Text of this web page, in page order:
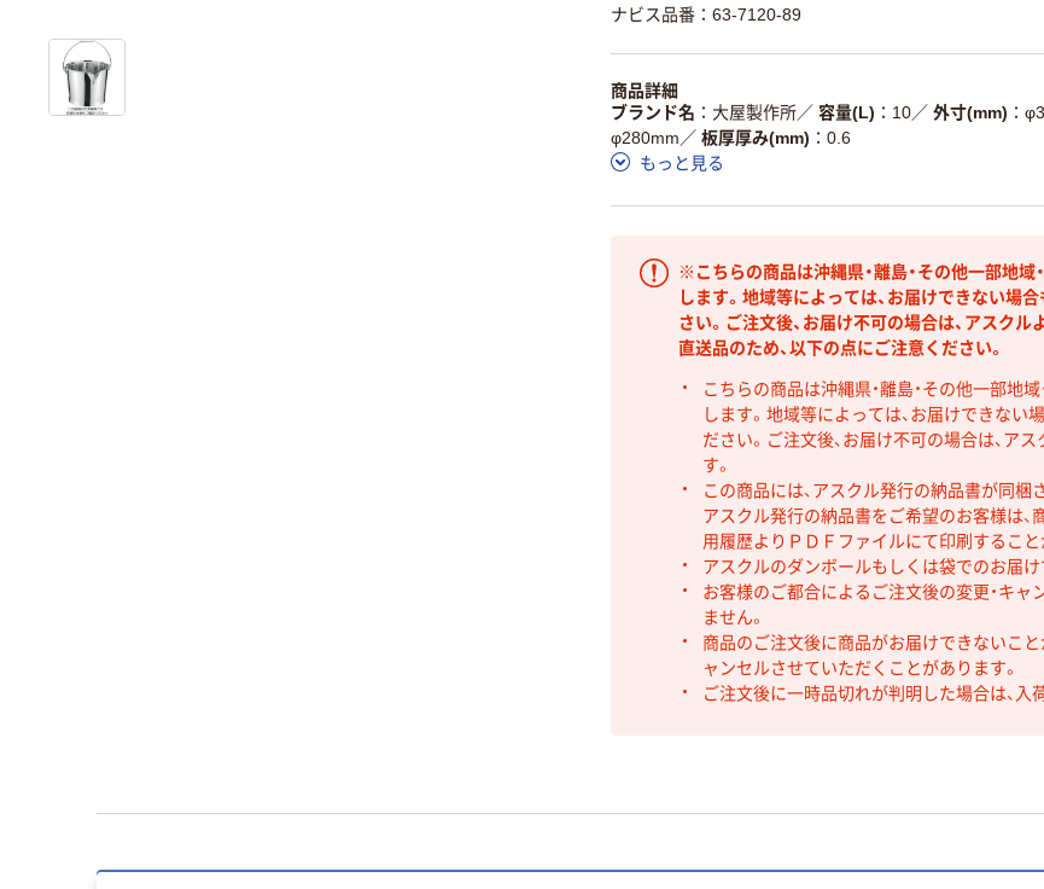
ナビス品番：63-7120-89
商品詳細
ブランド名
大屋製作所／ 容量(L) 10／ 外寸(mm)
φ280mm ／ 板厚厚み(mm)
0.6
もっと見る
※こちらの商品は沖縄県・離島・その他一部地域
します。地域等によっては、お届けできない場
さい。ご注文後、お届け不可の場合は、アスクル
直送品のため、以下の点にご注意ください。
こちらの商品は沖縄県・離島・その他一部地
します。地域等によっては、お届けできない
ださい。ご注文後、お届け不可の場合は、ア
す。
この商品には、アスクル発行の納品書が同梱
アスクル発行の納品書をご希望のお客様は、
用履歴よりＰＤＦファイルにて印刷すること
アスクルのダンボールもしくは袋でのお届け
お客様のご都合によるご注文後の変更・キャ
ません。
商品のご注文後に商品がお届けできないこと
ャンセルさせていただくことがあります。
ご注文後に一時品切れが判明した場合は、入